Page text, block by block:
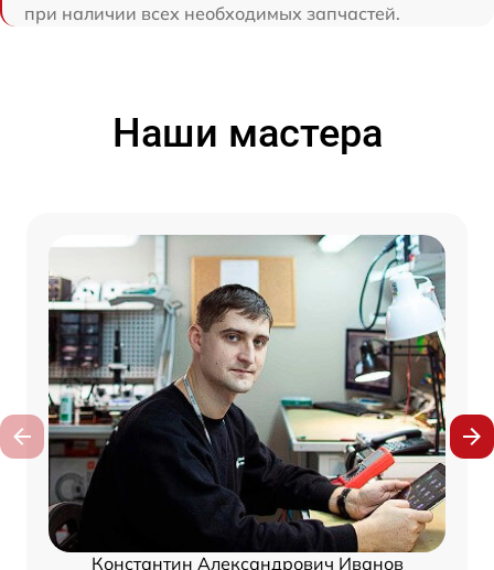
при наличии всех необходимых запчастей.
Наши мастера
Константин Александрович Иванов